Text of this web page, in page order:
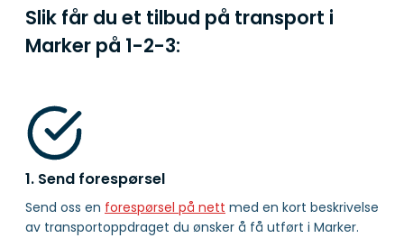
Slik får du et tilbud på transport i
Marker på 1-2-3:
1. Send forespørsel
Send oss en forespørsel på nett med en kort beskrivelse
av transportoppdraget du ønsker å få utført i Marker.